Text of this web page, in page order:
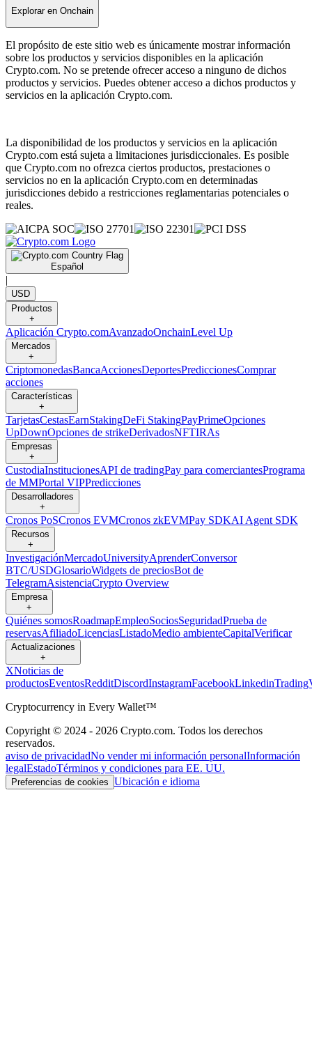
Explorar en Onchain
El propósito de este sitio web es únicamente mostrar información
sobre los productos y servicios disponibles en la aplicación
Crypto.com. No se pretende ofrecer acceso a ninguno de dichos
productos y servicios. Puedes obtener acceso a dichos productos y
servicios en la aplicación Crypto.com.
La disponibilidad de los productos y servicios en la aplicación
Crypto.com está sujeta a limitaciones jurisdiccionales. Es posible
que Crypto.com no ofrezca ciertos productos, prestaciones o
servicios no en la aplicación Crypto.com en determinadas
jurisdicciones debido a restricciones reglamentarias potenciales o
reales.
Español
|
USD
Productos
+
Aplicación Crypto.comAvanzadoOnchainLevel Up
Mercados
+
CriptomonedasBancaAccionesDeportesPrediccionesComprar
acciones
Características
+
TarjetasCestasEarnStakingDeFi StakingPayPrimeOpciones
UpDownOpciones de strikeDerivadosNFTIRAs
Empresas
+
CustodiaInstitucionesAPI de tradingPay para comerciantesPrograma
de MMPortal VIPPredicciones
Desarrolladores
+
Cronos PoSCronos EVMCronos zkEVMPay SDKAI Agent SDK
Recursos
+
InvestigaciónMercadoUniversityAprenderConversor
BTC/USDGlosarioWidgets de preciosBot de
TelegramAsistenciaCrypto Overview
Empresa
+
Quiénes somosRoadmapEmpleoSociosSeguridadPrueba de
reservasAfiliadoLicenciasListadoMedio ambienteCapitalVerificar
Actualizaciones
+
XNoticias de
productosEventosRedditDiscordInstagramFacebookLinkedin
Cryptocurrency in Every Wallet™
Copyright © 2024 - 2026 Crypto.com. Todos los derechos
reservados.
aviso de privacidadNo vender mi información personalInformación
legalEstadoTérminos y condiciones para EE. UU.
Preferencias de cookies Ubicación e idioma